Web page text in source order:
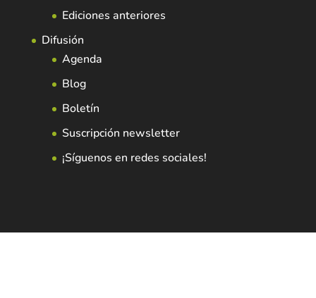
Ediciones anteriores
Difusión
Agenda
Blog
Boletín
Suscripción newsletter
¡Síguenos en redes sociales!